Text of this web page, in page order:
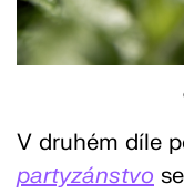
V druhém díle
partyzánstvo